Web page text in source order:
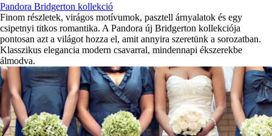
Pandora Bridgerton kollekció
Finom részletek, virágos motívumok, pasztell árnyalatok és egy
csipetnyi titkos romantika. A Pandora új Bridgerton kollekciója
pontosan azt a világot hozza el, amit annyira szeretünk a sorozatban.
Klasszikus elegancia modern csavarral, mindennapi ékszerekbe
álmodva.